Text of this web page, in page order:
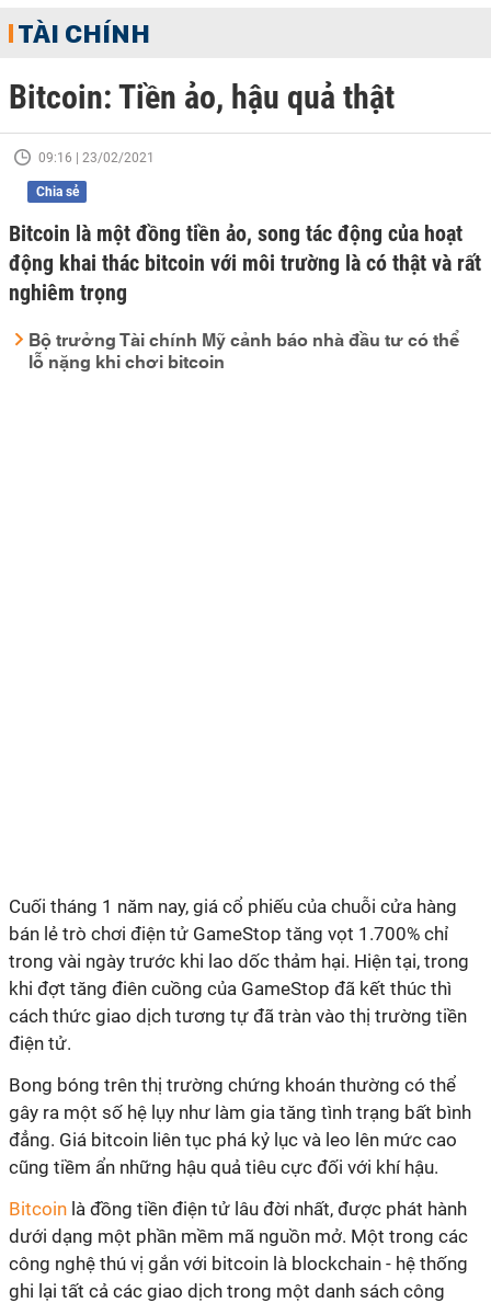
TÀI CHÍNH
Bitcoin: Tiền ảo, hậu quả thật
09:16 | 23/02/2021
Chia sẻ
Bitcoin là một đồng tiền ảo, song tác động của hoạt
động khai thác bitcoin với môi trường là có thật và rất
nghiêm trọng
Bộ trưởng Tài chính Mỹ cảnh báo nhà đầu tư có thể
lỗ nặng khi chơi bitcoin
Cuối tháng 1 năm nay, giá cổ phiếu của chuỗi cửa hàng
bán lẻ trò chơi điện tử GameStop tăng vọt 1.700% chỉ
trong vài ngày trước khi lao dốc thảm hại. Hiện tại, trong
khi đợt tăng điên cuồng của GameStop đã kết thúc thì
cách thức giao dịch tương tự đã tràn vào thị trường tiền
điện tử.
Bong bóng trên thị trường chứng khoán thường có thể
gây ra một số hệ lụy như làm gia tăng tình trạng bất bình
đẳng. Giá bitcoin liên tục phá kỷ lục và leo lên mức cao
cũng tiềm ẩn những hậu quả tiêu cực đối với khí hậu.
Bitcoin là đồng tiền điện tử lâu đời nhất, được phát hành
dưới dạng một phần mềm mã nguồn mở. Một trong các
công nghệ thú vị gắn với bitcoin là blockchain - hệ thống
ghi lại tất cả các giao dịch trong một danh sách công